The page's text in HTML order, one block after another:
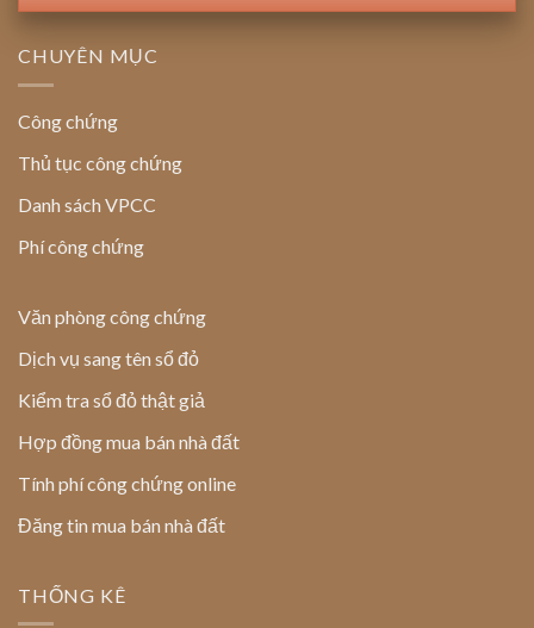
CHUYÊN MỤC
Công chứng
Thủ tục công chứng
Danh sách VPCC
Phí công chứng
Văn phòng công chứng
Dịch vụ sang tên sổ đỏ
Kiểm tra sổ đỏ thật giả
Hợp đồng mua bán nhà đất
Tính phí công chứng online
Đăng tin mua bán nhà đất
THỐNG KÊ